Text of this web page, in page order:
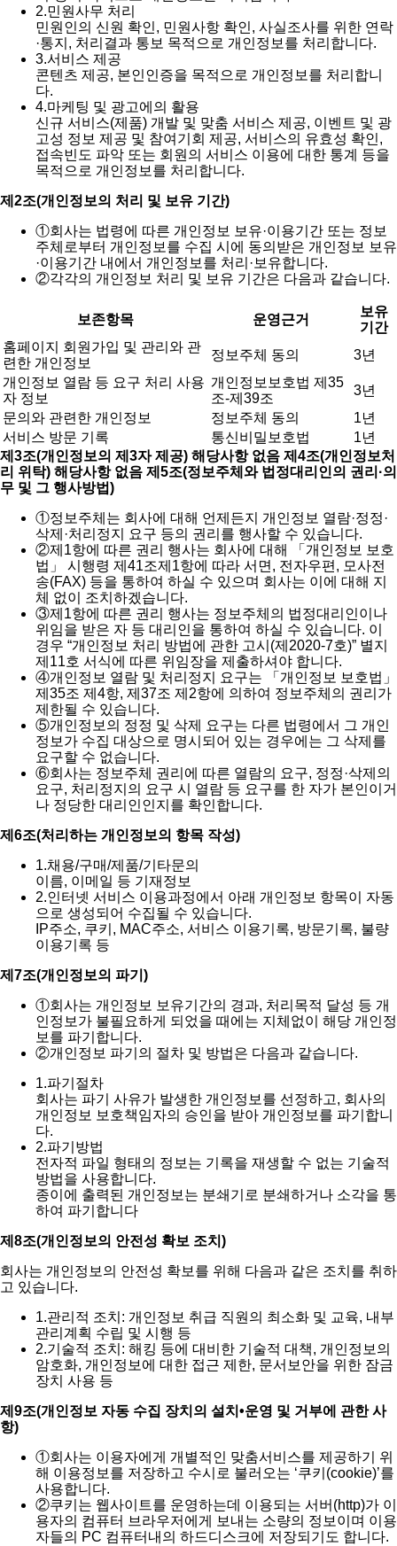
2.민원사무 처리
민원인의 신원 확인, 민원사항 확인, 사실조사를 위한 연락
·통지, 처리결과 통보 목적으로 개인정보를 처리합니다.
3.서비스 제공
콘텐츠 제공, 본인인증을 목적으로 개인정보를 처리합니
다.
4.마케팅 및 광고에의 활용
신규 서비스(제품) 개발 및 맞춤 서비스 제공, 이벤트 및 광
고성 정보 제공 및 참여기회 제공, 서비스의 유효성 확인,
접속빈도 파악 또는 회원의 서비스 이용에 대한 통계 등을
목적으로 개인정보를 처리합니다.
제2조(개인정보의 처리 및 보유 기간)
①회사는 법령에 따른 개인정보 보유·이용기간 또는 정보
주체로부터 개인정보를 수집 시에 동의받은 개인정보 보유
·이용기간 내에서 개인정보를 처리·보유합니다.
②각각의 개인정보 처리 및 보유 기간은 다음과 같습니다.
보존항목 운영근거
보유
기간
홈페이지 회원가입 및 관리와 관
련한 개인정보
정보주체 동의
3년
개인정보 열람 등 요구 처리 사용
자 정보
개인정보보호법 제35
조-제39조
3년
문의와 관련한 개인정보
정보주체 동의
1년
서비스 방문 기록
통신비밀보호법
1년
제3조(개인정보의 제3자 제공) 해당사항 없음 제4조(개인정보처
리 위탁) 해당사항 없음 제5조(정보주체와 법정대리인의 권리·의
무 및 그 행사방법)
①정보주체는 회사에 대해 언제든지 개인정보 열람·정정·
삭제·처리정지 요구 등의 권리를 행사할 수 있습니다.
②제1항에 따른 권리 행사는 회사에 대해 「개인정보 보호
법」 시행령 제41조제1항에 따라 서면, 전자우편, 모사전
송(FAX) 등을 통하여 하실 수 있으며 회사는 이에 대해 지
체 없이 조치하겠습니다.
③제1항에 따른 권리 행사는 정보주체의 법정대리인이나
위임을 받은 자 등 대리인을 통하여 하실 수 있습니다. 이
경우 “개인정보 처리 방법에 관한 고시(제2020-7호)” 별지
제11호 서식에 따른 위임장을 제출하셔야 합니다.
④개인정보 열람 및 처리정지 요구는 「개인정보 보호법」
제35조 제4항, 제37조 제2항에 의하여 정보주체의 권리가
제한될 수 있습니다.
⑤개인정보의 정정 및 삭제 요구는 다른 법령에서 그 개인
정보가 수집 대상으로 명시되어 있는 경우에는 그 삭제를
요구할 수 없습니다.
⑥회사는 정보주체 권리에 따른 열람의 요구, 정정·삭제의
요구, 처리정지의 요구 시 열람 등 요구를 한 자가 본인이거
나 정당한 대리인인지를 확인합니다.
제6조(처리하는 개인정보의 항목 작성)
1.채용/구매/제품/기타문의
이름, 이메일 등 기재정보
2.인터넷 서비스 이용과정에서 아래 개인정보 항목이 자동
으로 생성되어 수집될 수 있습니다.
IP주소, 쿠키, MAC주소, 서비스 이용기록, 방문기록, 불량
이용기록 등
제7조(개인정보의 파기)
①회사는 개인정보 보유기간의 경과, 처리목적 달성 등 개
인정보가 불필요하게 되었을 때에는 지체없이 해당 개인정
보를 파기합니다.
②개인정보 파기의 절차 및 방법은 다음과 같습니다.
1.파기절차
회사는 파기 사유가 발생한 개인정보를 선정하고, 회사의
개인정보 보호책임자의 승인을 받아 개인정보를 파기합니
다.
2.파기방법
전자적 파일 형태의 정보는 기록을 재생할 수 없는 기술적
방법을 사용합니다.
종이에 출력된 개인정보는 분쇄기로 분쇄하거나 소각을 통
하여 파기합니다
제8조(개인정보의 안전성 확보 조치)
회사는 개인정보의 안전성 확보를 위해 다음과 같은 조치를 취하
고 있습니다.
1.관리적 조치: 개인정보 취급 직원의 최소화 및 교육, 내부
관리계획 수립 및 시행 등
2.기술적 조치: 해킹 등에 대비한 기술적 대책, 개인정보의
암호화, 개인정보에 대한 접근 제한, 문서보안을 위한 잠금
장치 사용 등
제9조(개인정보 자동 수집 장치의 설치•운영 및 거부에 관한 사
항)
①회사는 이용자에게 개별적인 맞춤서비스를 제공하기 위
해 이용정보를 저장하고 수시로 불러오는 ‘쿠키(cookie)’를
사용합니다.
②쿠키는 웹사이트를 운영하는데 이용되는 서버(http)가 이
용자의 컴퓨터 브라우저에게 보내는 소량의 정보이며 이용
자들의 PC 컴퓨터내의 하드디스크에 저장되기도 합니다.